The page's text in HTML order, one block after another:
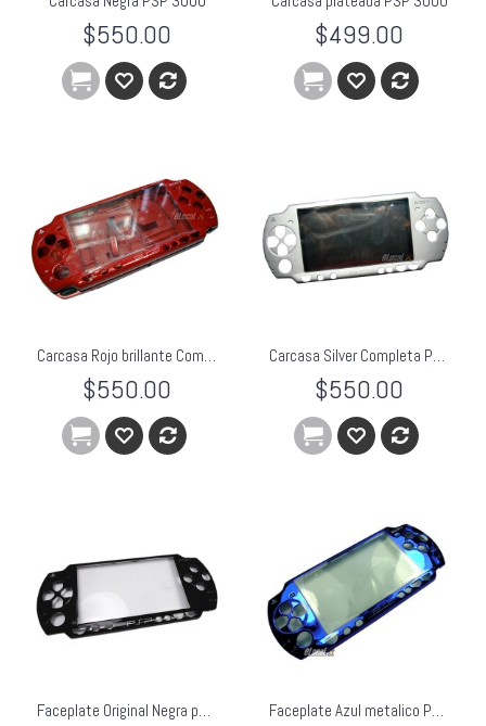
$550.00 $499.00
Carcasa Rojo brillante Completa PSP Slim
$550.00
Carcasa Silver Completa PSP Slim
$550.00
Faceplate Original Negra para PSP Slim Faceplate Azul metalico PSP Slim